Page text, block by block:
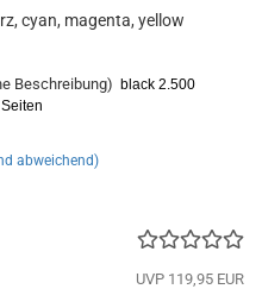
cyan, magenta, yellow
Beschreibung) black 2.500
abweichend)
UVP 119,95 EUR